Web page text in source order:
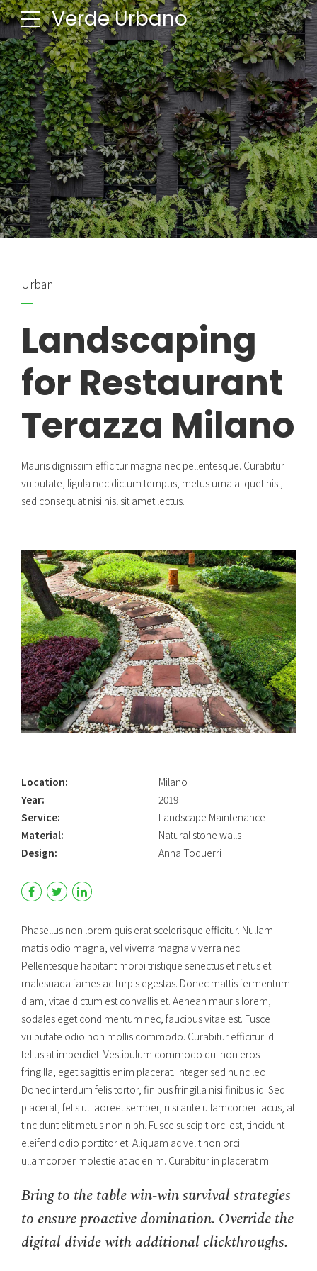
Verde Urbano
Urban
Landscaping
for Restaurant
Terazza Milano
Mauris dignissim efficitur magna nec pellentesque. Curabitur
vulputate, ligula nec dictum tempus, metus urna aliquet nisl,
sed consequat nisi nisl sit amet lectus.
Location:
Milano
Year:
2019
Service:
Landscape Maintenance
Material:
Natural stone walls
Design:
Anna Toquerri
Phasellus non lorem quis erat scelerisque efficitur. Nullam
mattis odio magna, vel viverra magna viverra nec.
Pellentesque habitant morbi tristique senectus et netus et
malesuada fames ac turpis egestas. Donec mattis fermentum
diam, vitae dictum est convallis et. Aenean mauris lorem,
sodales eget condimentum nec, faucibus vitae est. Fusce
vulputate odio non mollis commodo. Curabitur efficitur id
tellus at imperdiet. Vestibulum commodo dui non eros
fringilla, eget sagittis enim placerat. Integer sed nunc leo.
Donec interdum felis tortor, finibus fringilla nisi finibus id. Sed
placerat, felis ut laoreet semper, nisi ante ullamcorper lacus, at
tincidunt elit metus non nibh. Fusce suscipit orci est, tincidunt
eleifend odio porttitor et. Aliquam ac velit non orci
ullamcorper molestie at ac enim. Curabitur in placerat mi.
Bring to the table win-win survival strategies
to ensure proactive domination. Override the
digital divide with additional clickthroughs.